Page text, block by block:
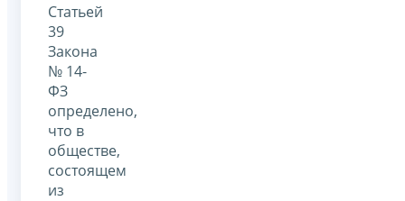
Статьей
39
Закона
№ 14-
ФЗ
определено,
что в
обществе,
состоящем
из